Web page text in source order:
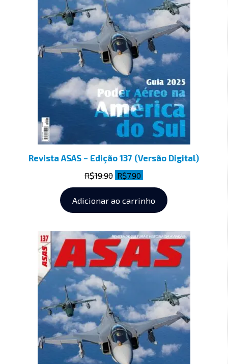
Revista ASAS – Edição 137 (Versão Digital)
R$19.90 R$7.90
Adicionar ao carrinho